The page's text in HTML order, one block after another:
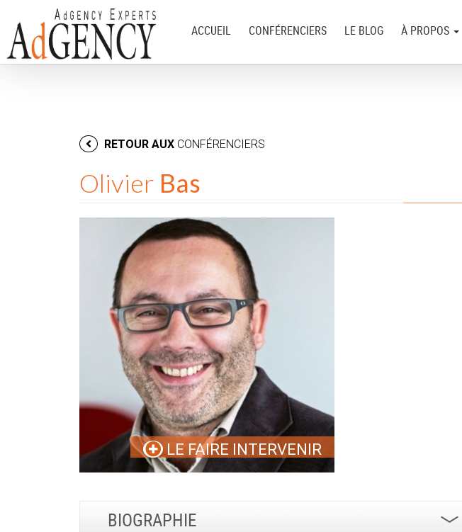
ACCUEIL CONFÉRENCIERS LE BLOG À PROPOS
RETOUR AUX CONFÉRENCIERS
Olivier Bas
LE FAIRE INTERVENIR
BIOGRAPHIE